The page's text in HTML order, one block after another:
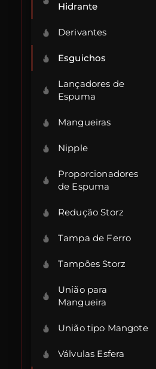
Hidrante
Derivantes
Esguichos
Lançadores de
Espuma
Mangueiras
Nipple
Proporcionadores
de Espuma
Redução Storz
Tampa de Ferro
Tampões Storz
União para
Mangueira
União tipo Mangote
Válvulas Esfera